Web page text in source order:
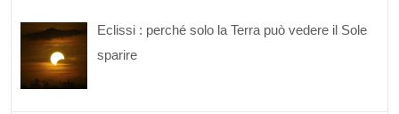
Eclissi : perché solo la Terra può vedere il Sole
sparire